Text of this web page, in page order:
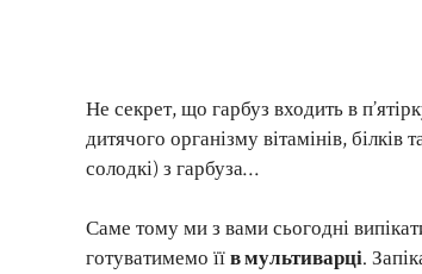
Не секрет, що гарбуз входить в
дитячого організму вітамінів,
солодкі) з гарбуза…
Саме тому ми з вами сьогодні
готуватимемо їїв мультиварці.